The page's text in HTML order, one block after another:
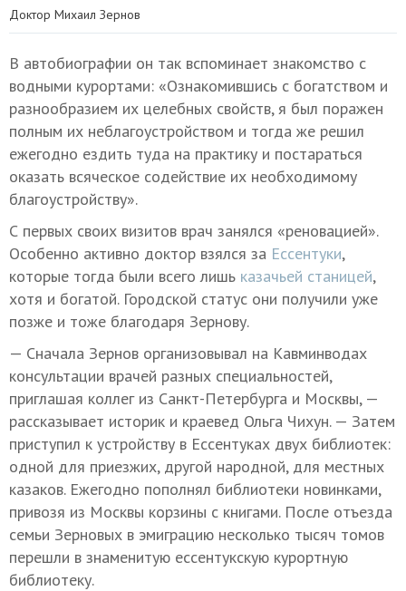
Доктор Михаил Зернов
В автобиографии он так вспоминает знакомство с
водными курортами: «Ознакомившись с богатством и
разнообразием их целебных свойств, я был поражен
полным их неблагоустройством и тогда же решил
ежегодно ездить туда на практику и постараться
оказать всяческое содействие их необходимому
благоустройству».
С первых своих визитов врач занялся «реновацией».
Особенно активно доктор взялся за Ессентуки,
которые тогда были всего лишь казачьей станицей,
хотя и богатой. Городской статус они получили уже
позже и тоже благодаря Зернову.
— Сначала Зернов организовывал на Кавминводах
консультации врачей разных специальностей,
приглашая коллег из Санкт-Петербурга и Москвы, —
рассказывает историк и краевед Ольга Чихун. — Затем
приступил к устройству в Ессентуках двух библиотек:
одной для приезжих, другой народной, для местных
казаков. Ежегодно пополнял библиотеки новинками,
привозя из Москвы корзины с книгами. После отъезда
семьи Зерновых в эмиграцию несколько тысяч томов
перешли в знаменитую ессентукскую курортную
библиотеку.